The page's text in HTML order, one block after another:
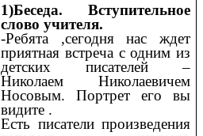
1)Беседа. Вступительное
слово учителя.
-Ребята ,сегодня нас ждет
приятная встреча с одним из
детских писателей –
Николаем Николаевичем
Носовым. Портрет его вы
видите .
Есть писатели произведения